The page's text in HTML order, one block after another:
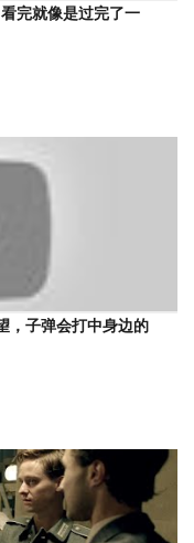
完就像是过完了一
，子弹会打中身边的